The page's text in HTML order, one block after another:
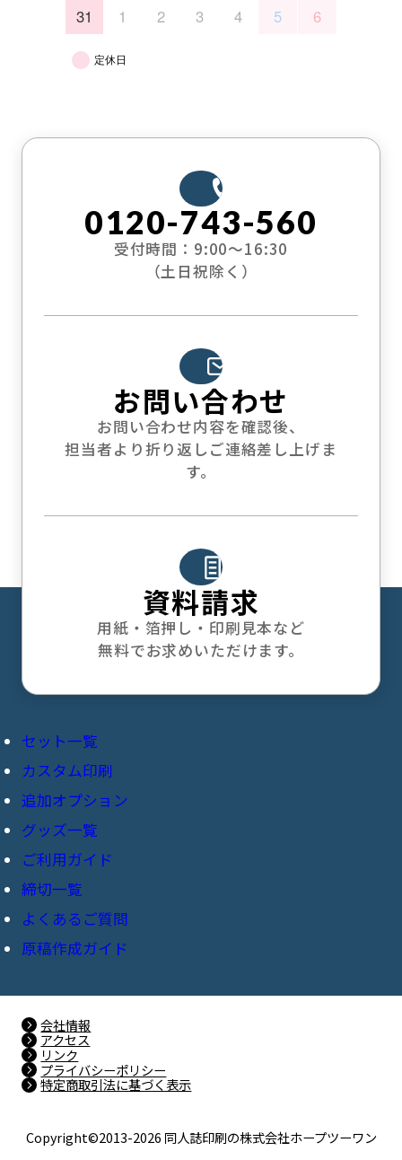
31
1 2 3 4 5 6
定休日
0120-743-560
受付時間：9:00〜16:30
（土日祝除く）
お問い合わせ
お問い合わせ内容を確認後、
担当者より折り返しご連絡差し上げま
す。
資料請求
用紙・箔押し・印刷見本など
無料でお求めいただけます。
セット一覧
オンデマンド印刷
ポケットセット＋
カラーポケットセット
ビビッドセット
＋ホワイトセット
ワンカラーセット
豆本セット
カスタム印刷
共紙本
追加オプション
表紙加工
オフセットフルカラー表紙
オンデマンドフルカラー表紙
表2-3印刷
PP加工
特殊紙への紙替え
箔押し加工
グッズ一覧
チェキ風カード
ポストカード
オーロラポーチ
マルチケース
キャンバスポーチ
ご利用ガイド
お客様の声
商品のお届け先・預かり注意事項
締切一覧
よくあるご質問
原稿作成ガイド
原稿作成
入稿の準備
対応ソフト
会社情報
アクセス
リンク
プライバシーポリシー
特定商取引法に基づく表示
Copyright©️2013-2026 同人誌印刷の株式会社ホープツーワン